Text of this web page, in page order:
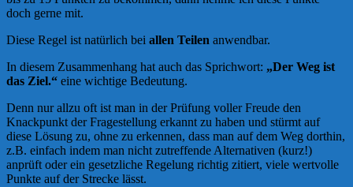
doch gerne mit.
Diese Regel ist natürlich bei allen Teilen anwendbar.
In diesem Zusammenhang hat auch das Sprichwort: „Der Weg ist
das Ziel.“ eine wichtige Bedeutung.
Denn nur allzu oft ist man in der Prüfung voller Freude den
Knackpunkt der Fragestellung erkannt zu haben und stürmt auf
diese Lösung zu, ohne zu erkennen, dass man auf dem Weg dorthin,
z.B. einfach indem man nicht zutreffende Alternativen (kurz!)
anprüft oder ein gesetzliche Regelung richtig zitiert, viele wertvolle
Punkte auf der Strecke lässt.